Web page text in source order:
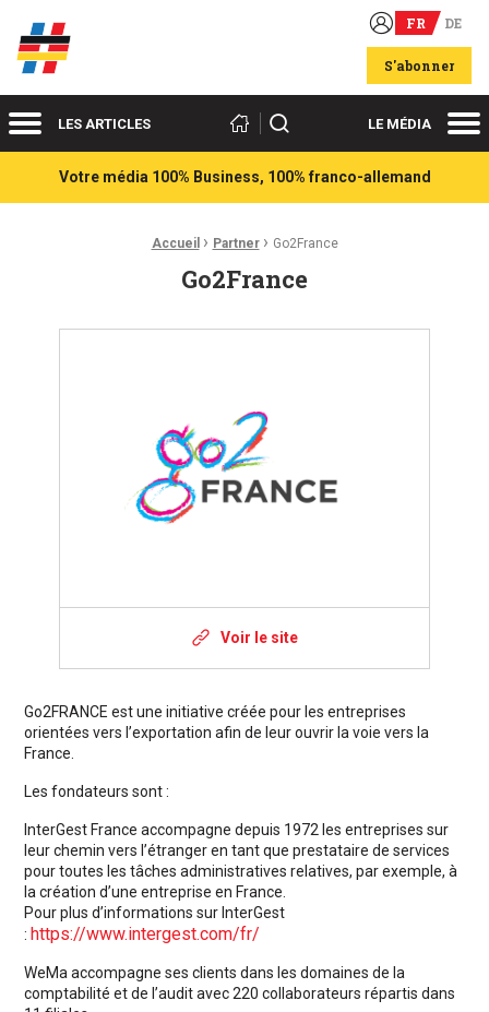
Acteurs du franco-allemand FR DE
S'abonner
MenuLES ARTICLES Rechercher LE MÉDIA
Votre média 100% Business, 100% franco-allemand
Accueil › Partner › Go2France
Go2France
Voir le site
Go2FRANCE est une initiative créée pour les entreprises
orientées vers l’exportation afin de leur ouvrir la voie vers la
France.
Les fondateurs sont :
InterGest France accompagne depuis 1972 les entreprises sur
leur chemin vers l’étranger en tant que prestataire de services
pour toutes les tâches administratives relatives, par exemple, à
la création d’une entreprise en France.
Pour plus d’informations sur InterGest
: https://www.intergest.com/fr/
WeMa accompagne ses clients dans les domaines de la
comptabilité et de l’audit avec 220 collaborateurs répartis dans